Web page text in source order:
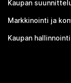
Kaupan
Markkinointi ja
Kaupan hallinnointi